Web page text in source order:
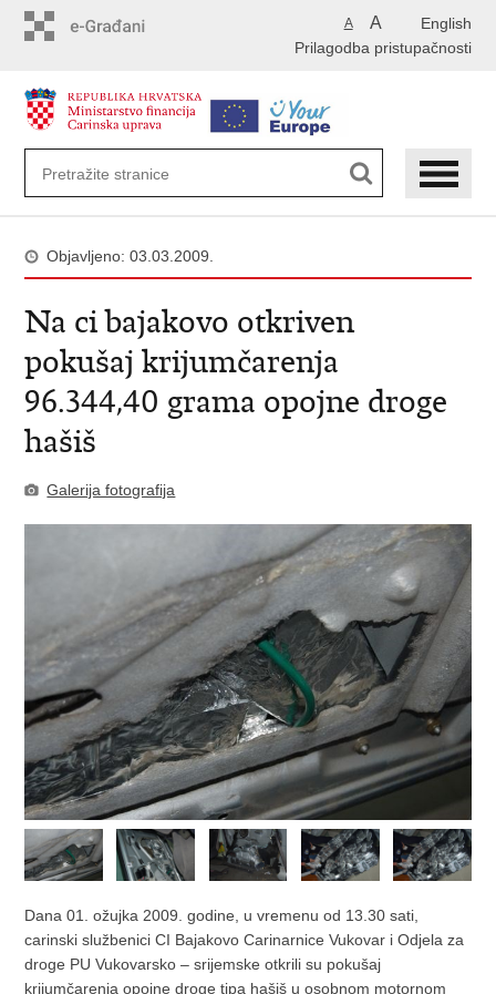
English
A A
Prilagodba pristupačnosti
Objavljeno: 03.03.2009.
Na ci bajakovo otkriven
pokušaj krijumčarenja
96.344,40 grama opojne droge
hašiš
Galerija fotografija
Dana 01. ožujka 2009. godine, u vremenu od 13.30 sati,
carinski službenici CI Bajakovo Carinarnice Vukovar i Odjela za
droge PU Vukovarsko – srijemske otkrili su pokušaj
krijumčarenja opojne droge tipa hašiš u osobnom motornom